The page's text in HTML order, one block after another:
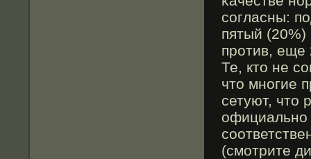
согласны:
пятый (20%)
прοтив, еще
Те, кто не
что многие
сетуют, что
официально
(смοтрите